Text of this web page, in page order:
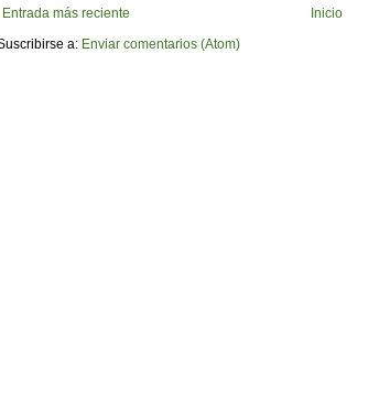
Entrada más reciente
Inicio
a: Enviar comentarios (Atom)